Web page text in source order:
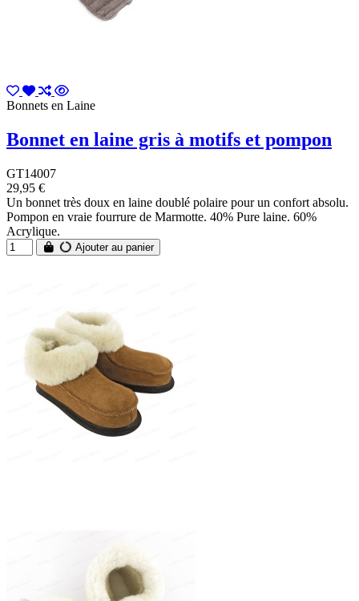
Bonnets en Laine
Bonnet en laine gris à motifs et pompon
GT14007
29,95 €
Un bonnet très doux en laine doublé polaire pour un confort absolu.
Pompon en vraie fourrure de Marmotte. 40% Pure laine. 60%
Acrylique.
Ajouter au panier